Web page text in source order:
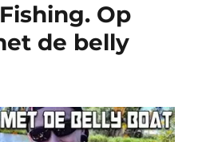
Op
de belly